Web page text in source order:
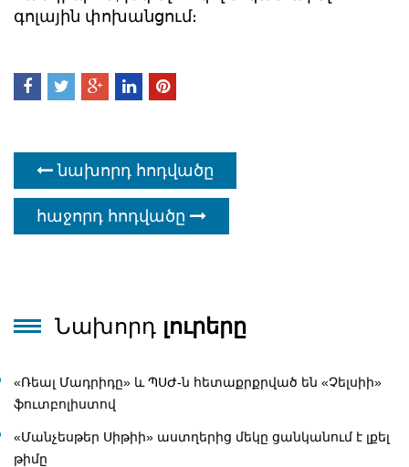
գոլային փոխանցում։
նախորդ հոդվածը
հաջորդ հոդվածը
Նախորդ լուրերը
«Ռեալ Մադրիդը» և ՊՍԺ-ն հետաքրքրված են «Չելսիի»
ֆուտբոլիստով
«Մանչեսթեր Սիթիի» աստղերից մեկը ցանկանում է լքել
թիմը